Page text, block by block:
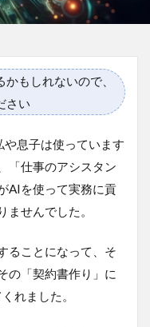
もしれないので、
さい
息子は使っています
「仕事のアシスタン
AIを使って実務に貢
せんでした。
ることになって、そ
の「契約書作り」に
れました。